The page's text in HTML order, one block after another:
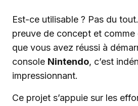
Est-ce utilisable ? Pas du
preuve de concept et comme
que vous avez réussi à
console Nintendo, c’est
impressionnant.
Ce projet s’appuie sur les